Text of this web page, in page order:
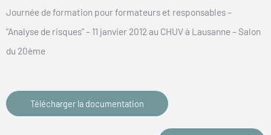
Journée de formation pour formateurs et responsables –
“Analyse de risques” – 11 janvier 2012 au CHUV à Lausanne – Salon
du 20ème
Télécharger la documentation